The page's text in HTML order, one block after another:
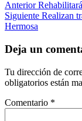
Anterior
Siguiente Realizan
Hermosa
Deja un
Tu dirección de
obligatorios están
Comentario *